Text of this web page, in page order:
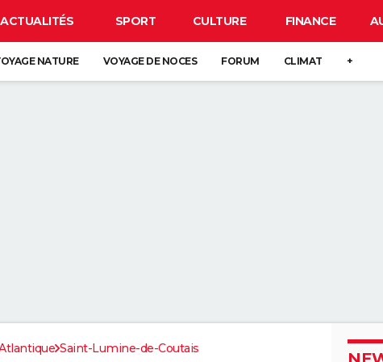
ACTUALITÉS SPORT CULTURE FINANCE
NATURE VOYAGE DE NOCES FORUM CLIMAT +
Saint-Lumine-de-Coutais